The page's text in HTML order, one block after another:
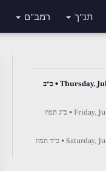
תנ"ך רמב"ם
Thursday, July 25, 2019 • כ״ב
Friday, July 26, 2019 • כ״ג תמוז
Saturday, July 27, 2019 • כ״ד תמוז